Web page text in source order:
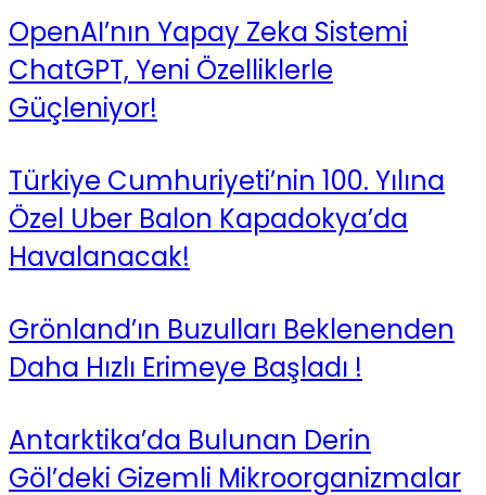
OpenAI’nın Yapay Zeka Sistemi
ChatGPT, Yeni Özelliklerle
Güçleniyor!
Türkiye Cumhuriyeti’nin 100. Yılına
Özel Uber Balon Kapadokya’da
Havalanacak!
Grönland’ın Buzulları Beklenenden
Daha Hızlı Erimeye Başladı !
Antarktika’da Bulunan Derin
Göl’deki Gizemli Mikroorganizmalar